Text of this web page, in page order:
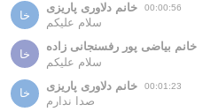
خا
خانم دلاوری پاریزی 00:00:56
سلام علیکم
خا
خانم بیاضی پور رفسنجانی زاده
سلام علیکم
خا
خانم دلاوری پاریزی 00:01:23
صدا ندارم